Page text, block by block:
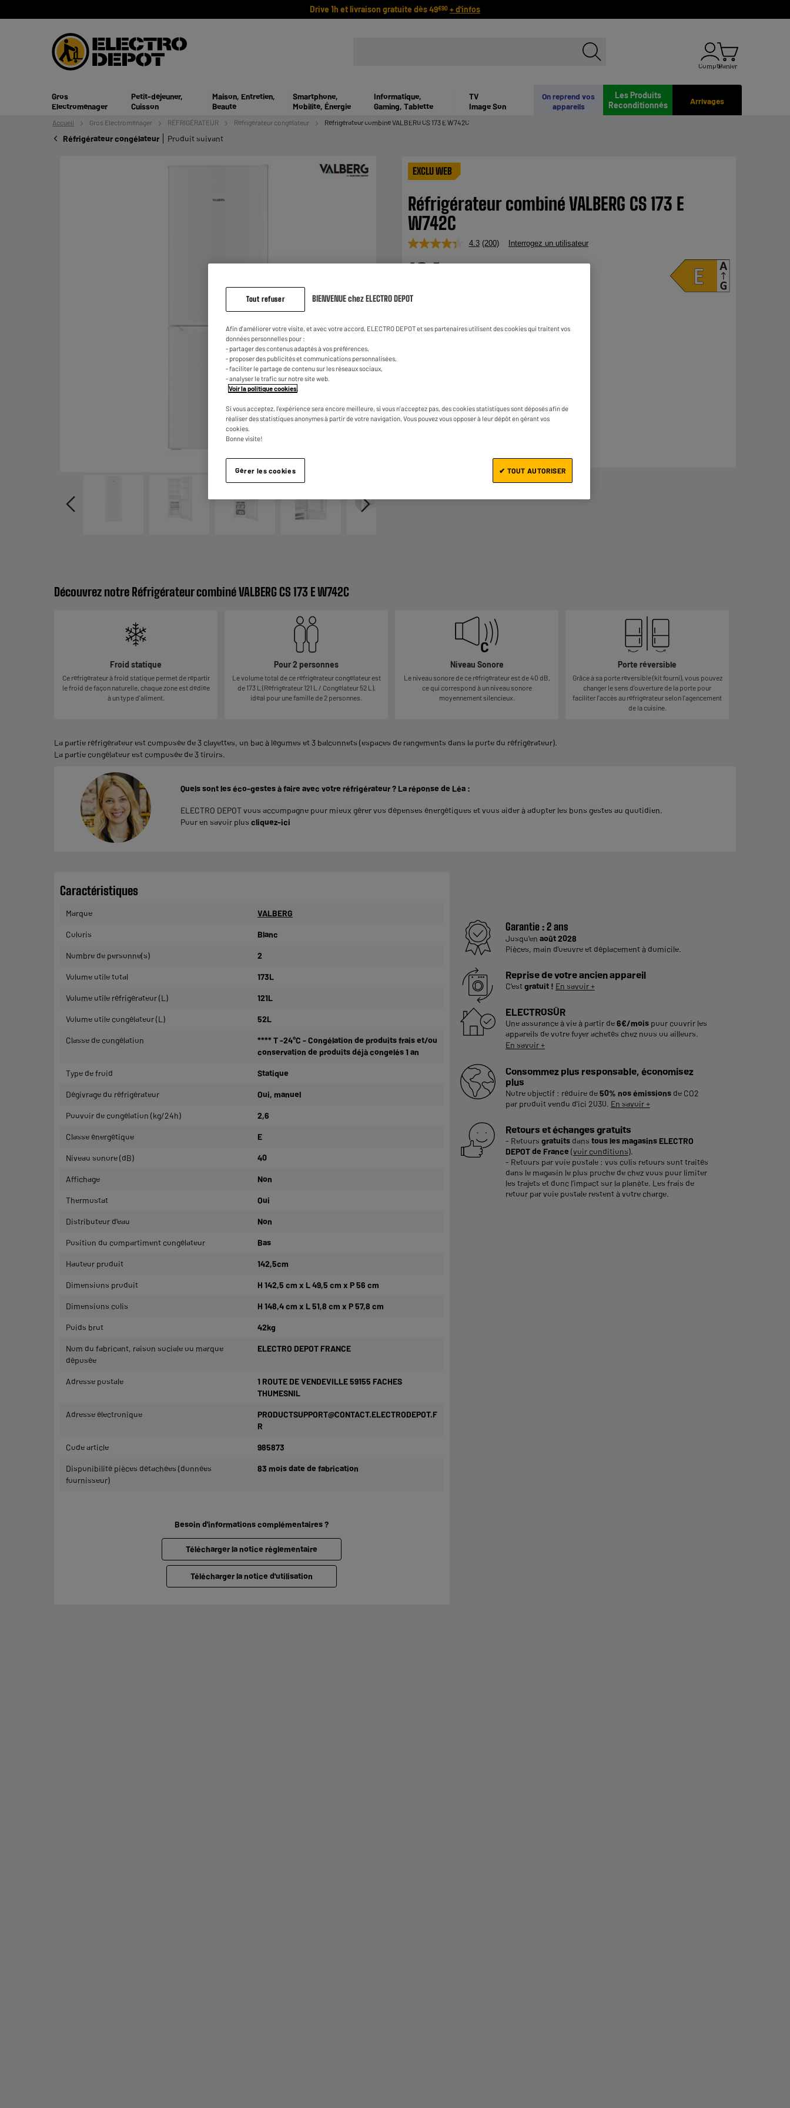
Drive 1h et livraison gratuite dès 49€90 + d'infos
ComptePanier
Arrivages
Les Produits
Reconditionnés
On reprend vos
appareils
Gros
Electroménager
Petit-déjeuner,
Cuisson
Maison, Entretien,
Beauté
Smartphone,
Mobilité, Énergie
Informatique,
Gaming, Tablette
TV
Image Son
Accueil Gros Electroménager RÉFRIGÉRATEUR Réfrigérateur congélateur Réfrigérateur combiné VALBERG CS 173 E W742C
Réfrigérateur congélateur Produit suivant
EXCLU WEB
Réfrigérateur combiné VALBERG CS 173 E
W742C
4.3 Lire
avis.
(200) Interrogez un utilisateur
184
Dont
Découvrez notre Réfrigérateur combiné VALBERG CS 173 E W742C
Froid statique
Ce réfrigérateur à froid statique permet de répartir
le froid de façon naturelle, chaque zone est dédiée
à un type d'aliment.
Pour 2 personnes
Le volume total de ce réfrigérateur congélateur est
de 173 L (Réfrigérateur 121 L / Congélateur 52 L),
idéal pour une famille de 2 personnes.
Niveau Sonore
Le niveau sonore de ce réfrigérateur est de 40 dB,
ce qui correspond à un niveau sonore
moyennement silencieux.
Porte réversible
Grâce à sa porte réversible (kit fourni), vous pouvez
changer le sens d'ouverture de la porte pour
faciliter l'accès au réfrigérateur selon l'agencement
de la cuisine.
La partie réfrigérateur est composée de 3 clayettes, un bac à légumes et 3 balconnets (espaces de rangements dans la porte du réfrigérateur).
La partie congélateur est composée de 3 tiroirs.
Quels sont les éco-gestes à faire avec votre réfrigérateur ? La réponse de Léa :
ELECTRO DEPOT vous accompagne pour mieux gérer vos dépenses énergétiques et vous aider à adopter les bons gestes au quotidien.
Pour en savoir plus cliquez-ici
Garantie :2 ans
Jusqu'en août 2028
Pièces, main d'oeuvre et déplacement à domicile.
Reprise de votre ancien appareil
C'estgratuit ! En savoir +
ELECTROSÛR
Une assurance à vie à partir de6€/moispour couvrir les
appareils de votre foyer achetés chez nous ou ailleurs.
En savoir +
Consommez plus responsable, économisez
plus
Notre objectif : réduire de50% nos émissionsde CO2
par produit vendu d'ici 2030. En savoir +
Retours et échanges gratuits
- Retours gratuitsdans tous les magasins ELECTRO
DEPOT de France (voir conditions).
- Retours par voie postale : vos colis retours sont traités
dans le magasin le plus proche de chez vous pour limiter
les trajets et donc l’impact sur la planète. Les frais de
retour par voie postale restent à votre charge.
Caractéristiques
Marque VALBERG
Coloris Blanc
Nombre de personne(s) 2
Volume utile total 173L
Volume utile réfrigérateur (L) 121L
Volume utile congélateur (L) 52L
Classe de congélation
**** T -24°C - Congélation de produits frais et/ou
conservation de produits déjà congelés 1 an
Type de froid Statique
Dégivrage du réfrigérateur Oui, manuel
Pouvoir de congélation (kg/24h) 2,6
Classe énergétique E
Niveau sonore (dB) 40
Affichage Non
Thermostat Oui
Distributeur d'eau Non
Position du compartiment congélateur Bas
Hauteur produit 142,5cm
Dimensions produit H 142,5 cm x L 49,5 cm x P 56 cm
Dimensions colis H 148,4 cm x L 51,8 cm x P 57,8 cm
Poids brut 42kg
Nom du fabricant, raison sociale ou marque
déposée
ELECTRO DEPOT FRANCE
Adresse postale
1 ROUTE DE VENDEVILLE 59155 FACHES
THUMESNIL
Adresse électronique
PRODUCTSUPPORT@CONTACT.ELECTRODEPOT.F
R
Code article 985873
Disponibilité pièces détachées (données
fournisseur)
83 mois date de fabrication
Besoin d'informations complémentaires ?
Télécharger la notice réglementaire
Télécharger la notice d'utilisation
Tout refuser BIENVENUE chez ELECTRO DEPOT
Afin d'améliorer votre visite, et avec votre accord, ELECTRO DEPOT et ses partenaires utilisent des cookies qui traitent vos
données personnelles pour :
- partager des contenus adaptés à vos préférences,
- proposer des publicités et communications personnalisées,
- faciliter le partage de contenu sur les réseaux sociaux,
- analyser le trafic sur notre site web.
Voir la politique cookies
Si vous acceptez, l'expérience sera encore meilleure, si vous n'acceptez pas, des cookies statistiques sont déposés afin de
réaliser des statistiques anonymes à partir de votre navigation. Vous pouvez vous opposer à leur dépôt en gérant vos
cookies.
Bonne visite!
Gérer les cookies ✔ TOUT AUTORISER